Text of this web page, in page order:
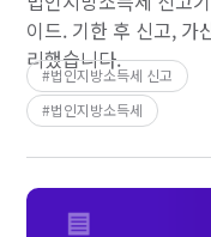
이드. 기한 후 신고, 가
리했습니다.
법인지방소득세 신고
법인지방소득세